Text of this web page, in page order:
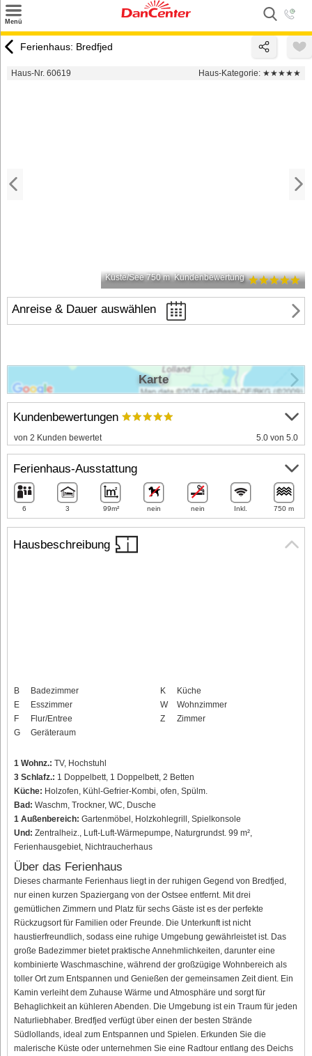
Menü
Urlaubsziele
Ferienhaus: Bredfjed
Haus-Nr. 60619 Haus-Kategorie: ★★★★★
Küste/See 750 m Kundenbewertung
Anreise & Dauer auswählen
Hausbeschreibung
B
Badezimmer
E
Esszimmer
F
Flur/Entree
G
Geräteraum
K
Küche
W
Wohnzimmer
Z
Zimmer
1 Wohnz.: TV, Hochstuhl
3 Schlafz.: 1 Doppelbett, 1 Doppelbett, 2 Betten
Küche: Holzofen, Kühl-Gefrier-Kombi, ofen, Spülm.
Bad: Waschm, Trockner, WC, Dusche
1 Außenbereich: Gartenmöbel, Holzkohlegrill, Spielkonsole
Und: Zentralheiz., Luft-Luft-Wärmepumpe, Naturgrundst. 99 m²,
Ferienhausgebiet, Nichtraucherhaus
Über das Ferienhaus
Dieses charmante Ferienhaus liegt in der ruhigen Gegend von Bredfjed,
nur einen kurzen Spaziergang von der Ostsee entfernt. Mit drei
gemütlichen Zimmern und Platz für sechs Gäste ist es der perfekte
Rückzugsort für Familien oder Freunde. Die Unterkunft ist nicht
haustierfreundlich, sodass eine ruhige Umgebung gewährleistet ist. Das
große Badezimmer bietet praktische Annehmlichkeiten, darunter eine
kombinierte Waschmaschine, während der großzügige Wohnbereich als
toller Ort zum Entspannen und Genießen der gemeinsamen Zeit dient. Ein
Kamin verleiht dem Zuhause Wärme und Atmosphäre und sorgt für
Behaglichkeit an kühleren Abenden. Die Umgebung ist ein Traum für jeden
Naturliebhaber. Bredfjed verfügt über einen der besten Strände
Südlollands, ideal zum Entspannen und Spielen. Erkunden Sie die
malerische Küste oder unternehmen Sie eine Radtour entlang des Deichs
Kundenbewertungen
von 2 Kunden bewertet 5.0 von 5.0
Ferienhaus-Ausstattung
6 3 99m² nein nein Inkl. 750 m
Karte